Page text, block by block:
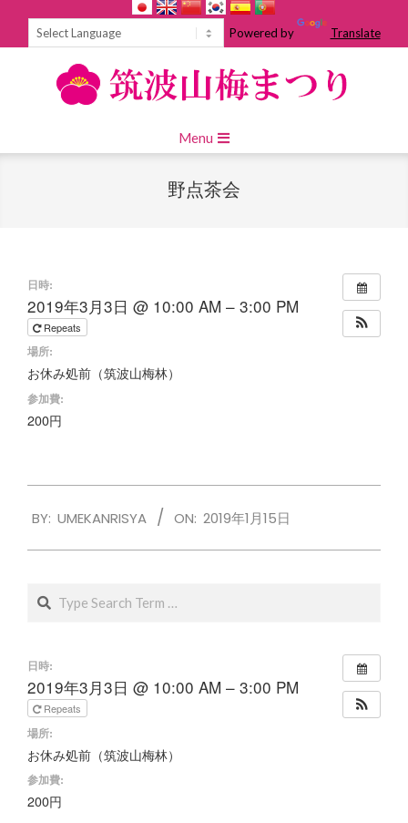
Powered by Translate
Navigation
Menu
野点茶会
日時:
2019年3月3日 @ 10:00 AM – 3:00 PM
Repeats
場所:
お休み処前（筑波山梅林）
参加費:
200円
01-
BY: UMEKANRISYA ON: 2019年1月15日
Search
日時:
2019年3月3日 @ 10:00 AM – 3:00 PM
Repeats
場所:
お休み処前（筑波山梅林）
参加費:
200円